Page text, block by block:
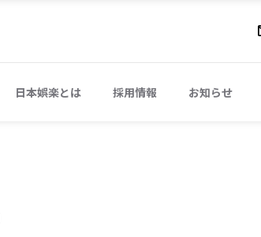
日本娯楽とは 採用情報 お知らせ